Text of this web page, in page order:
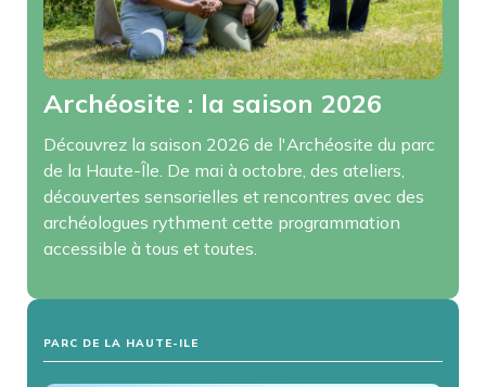
Archéosite : la saison 2026
Découvrez la saison 2026 de l'Archéosite du parc
de la Haute-Île. De mai à octobre, des ateliers,
découvertes sensorielles et rencontres avec des
archéologues rythment cette programmation
accessible à tous et toutes.
PARC DE LA HAUTE-ILE